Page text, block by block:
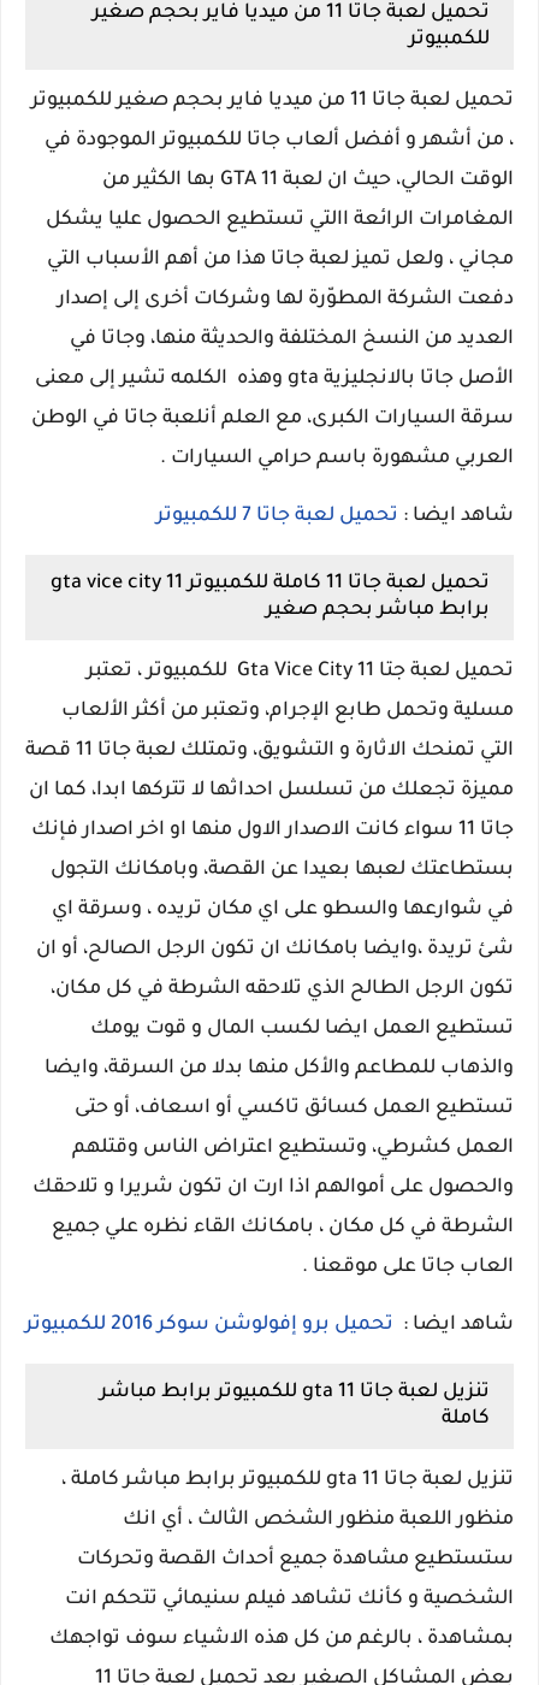
تحميل لعبة جاتا 11 من ميديا فاير بحجم صغير
للكمبيوتر
تحميل لعبة جاتا 11 من ميديا فاير بحجم صغير للكمبيوتر
، من أشهر و أفضل ألعاب جاتا للكمبيوتر الموجودة في
الوقت الحالي، حيث ان لعبة GTA 11 بها الكثير من
المغامرات الرائعة االتي تستطيع الحصول عليا يشكل
مجاني ، ولعل تميز لعبة جاتا هذا من أهم الأسباب التي
دفعت الشركة المطوّرة لها وشركات أخرى إلى إصدار
العديد من النسخ المختلفة والحديثة منها، وجاتا في
الأصل جاتا بالانجليزية gta وهذه الكلمه تشير إلى معنى
سرقة السيارات الكبرى، مع العلم أنلعبة جاتا في الوطن
العربي مشهورة باسم حرامي السيارات .
شاهد ايضا : تحميل لعبة جاتا 7 للكمبيوتر
تحميل لعبة جاتا 11 كاملة للكمبيوتر gta vice city 11
برابط مباشر بحجم صغير
تحميل لعبة جتا 11 Gta Vice City للكمبيوتر ، تعتبر
مسلية وتحمل طابع الإجرام، وتعتبر من أكثر الألعاب
التي تمنحك الاثارة و التشويق، وتمتلك لعبة جاتا 11 قصة
مميزة تجعلك من تسلسل احداثها لا تتركها ابدا، كما ان
جاتا 11 سواء كانت الاصدار الاول منها او اخر اصدار فإنك
بستطاعتك لعبها بعيدا عن القصة، وبامكانك التجول
في شوارعها والسطو على اي مكان تريده ، وسرقة اي
شئ تريدة ،وايضا بامكانك ان تكون الرجل الصالح، أو ان
تكون الرجل الطالح الذي تلاحقه الشرطة في كل مكان،
تستطيع العمل ايضا لكسب المال و قوت يومك
والذهاب للمطاعم والأكل منها بدلا من السرقة، وايضا
تستطيع العمل كسائق تاكسي أو اسعاف، أو حتى
العمل كشرطي، وتستطيع اعتراض الناس وقتلهم
والحصول على أموالهم اذا ارت ان تكون شريرا و تلاحقك
الشرطة في كل مكان ، بامكانك القاء نظره علي جميع
العاب جاتا على موقعنا .
شاهد ايضا : تحميل برو إفولوشن سوكر 2016 للكمبيوتر
تنزيل لعبة جاتا 11 gta للكمبيوتر برابط مباشر
كاملة
تنزيل لعبة جاتا 11 gta للكمبيوتر برابط مباشر كاملة ،
منظور اللعبة منظور الشخص الثالث ، أي انك
ستستطيع مشاهدة جميع أحداث القصة وتحركات
الشخصية و كأنك تشاهد فيلم سنيمائي تتحكم انت
بمشاهدة ، بالرغم من كل هذه الاشياء سوف تواجهك
بعض المشاكل الصغير بعد تحميل لعبة جاتا 11